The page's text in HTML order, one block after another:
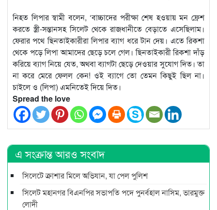
নিহত লিপার স্বামী বলেন, ‘বাচ্চাদের পরীক্ষা শেষ হওয়ায় মন ফ্রেশ
করতে স্ত্রী-সন্তানসহ সিলেট থেকে রাজধানীতে বেড়াতে এসেছিলাম।
ফেরার পথে ছিনতাইকারীরা লিপার ব্যাগ ধরে টান দেয়। এতে রিকশা
থেকে পড়ে লিপা আমাদের ছেড়ে চলে গেল। ছিনতাইকারী রিকশা দাঁড়
করিয়ে ব্যাগ নিয়ে যেত, অথবা ব্যাগটা ছেড়ে দেওয়ার সুযোগ দিত। তা
না করে মেরে ফেলল কেন! ওই ব্যাগে তো তেমন কিছুই ছিল না।
চাইলে ও (লিপা) এমনিতেই দিয়ে দিত।
Spread the love
এ সংক্রান্ত আরও সংবাদ
সিলেটে ক্রাশার মিলে অভিযান, যা পেল পুলিশ
সিলেট মহানগর বিএনপির সভাপতি পদে পুনর্বহাল নাসিম, ভারমুক্ত
লোদী